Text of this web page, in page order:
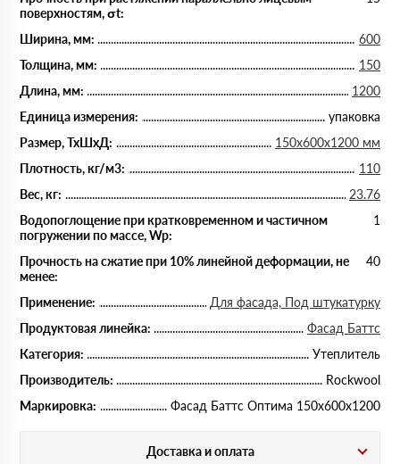
поверхностям, σt:
Ширина, мм:
600
Толщина, мм:
150
Длина, мм:
1200
Единица измерения:
упаковка
Размер, ТхШхД:
150х600х1200 мм
Плотность, кг/м3:
110
Вес, кг:
23.76
Водопоглощение при кратковременном и частичном
погружении по массе, Wp:
1
Прочность на сжатие при 10% линейной деформации, не
менее:
40
Применение:
Для фасада, Под штукатурку
Продуктовая линейка:
Фасад Баттс
Категория:
Утеплитель
Производитель:
Rockwool
Маркировка:
Фасад Баттс Оптима 150х600х1200
Доставка и оплата